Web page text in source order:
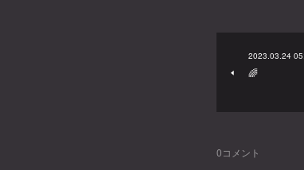
2023.03.24
🌈
0コメント